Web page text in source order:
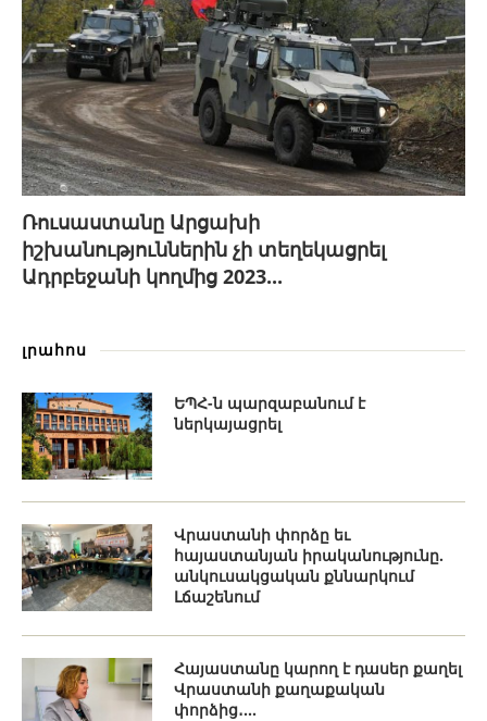
Ռուսաստանը Արցախի
իշխանություններին չի տեղեկացրել
Ադրբեջանի կողմից 2023...
լրահոս
ԵՊՀ-ն պարզաբանում է
ներկայացրել
Վրաստանի փորձը եւ
հայաստանյան իրականությունը.
անկուսակցական քննարկում
Լճաշենում
Հայաստանը կարող է դասեր քաղել
Վրաստանի քաղաքական
փորձից․...